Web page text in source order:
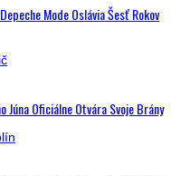
Mode Oslávia Šesť Rokov
Oficiálne Otvára Svoje Brány